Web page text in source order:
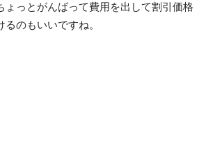
ょっとがんばって費用を出して割引価格
のもいいですね。